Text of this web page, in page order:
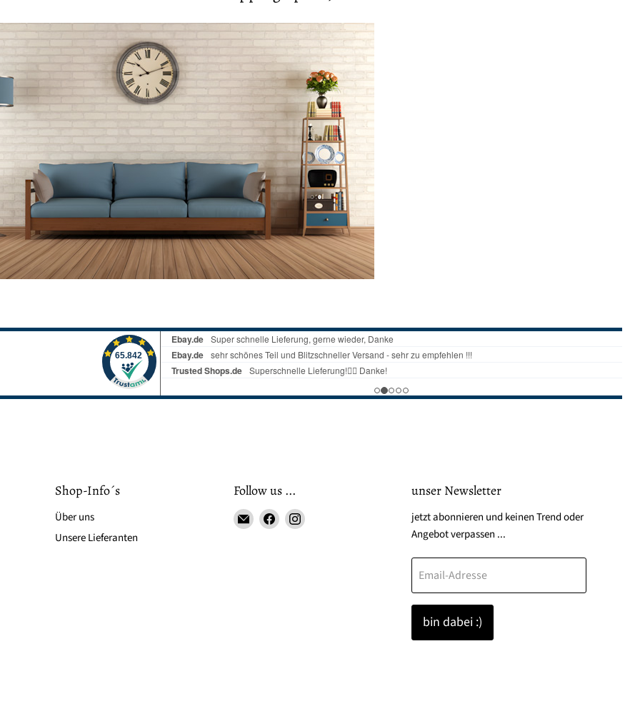
Shop-Info´s
Über uns
Unsere Lieferanten
Follow us ...
EmailFindenFinden
unser Newsletter
jetzt abonnieren und keinen Trend oder
Angebot verpassen ...
Email-Adresse
bin dabei :)